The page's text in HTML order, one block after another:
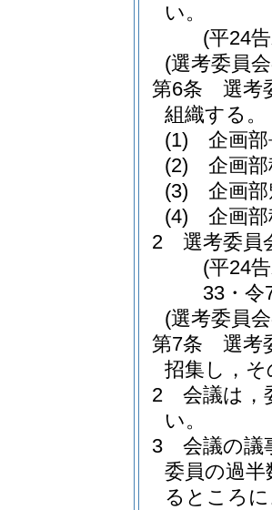
い。
(平24
(選考委員
第6条
選考
組織する。
(1)
企画
(2)
企画
(3)
企画
(4)
企画
2
選考委員
(平24
33・令
(選考委員
第7条
選考
招集し，
2
会議は，
い。
3
会議の議
委員の過
るところ